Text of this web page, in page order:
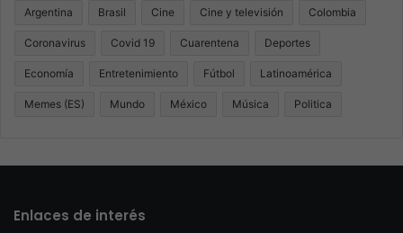
Argentina Brasil Cine Cine y televisión Colombia
Coronavirus Covid 19 Cuarentena Deportes
Economía Entretenimiento Fútbol Latinoamérica
Memes (ES) Mundo México Música Politica
Enlaces de interés